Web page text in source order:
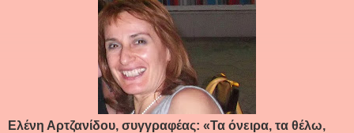
Ελένη Αρτζανίδου, συγγραφέας: «Τα όνειρα, τα θέλω,